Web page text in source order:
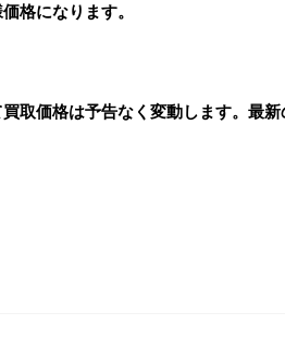
格になります。
取価格は予告なく変動します。最